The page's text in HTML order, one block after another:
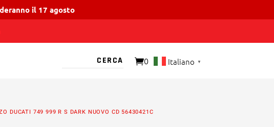
il 17 agosto
0 Italiano ▼
DUCATI 749 999 R S DARK NUOVO CD 56430421C